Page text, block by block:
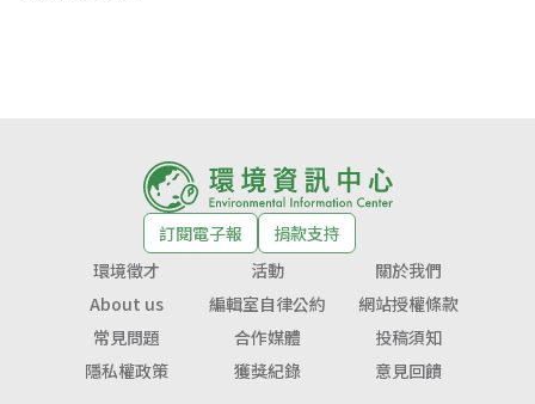
訂閱電子報
捐款支持
環境徵才
活動
關於我們
About us
編輯室自律公約
網站授權條款
常見問題
合作媒體
投稿須知
隱私權政策
獲獎紀錄 意見回饋